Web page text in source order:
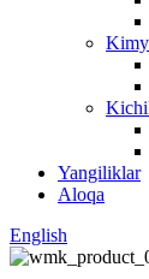
Yangiliklar
Aloqa
English